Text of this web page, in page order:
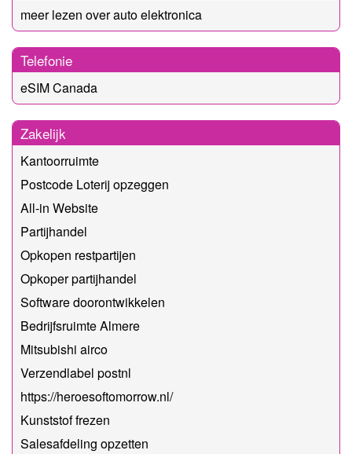
meer lezen over auto elektronica
Telefonie
eSIM Canada
Zakelijk
Kantoorruimte
Postcode Loterij opzeggen
All-in Website
Partijhandel
Opkopen restpartijen
Opkoper partijhandel
Software doorontwikkelen
Bedrijfsruimte Almere
Mitsubishi airco
Verzendlabel postnl
https://heroesoftomorrow.nl/
Kunststof frezen
Salesafdeling opzetten